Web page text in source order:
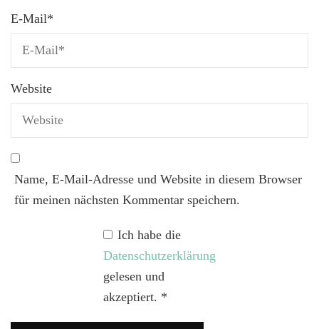
E-Mail*
Website
Name, E-Mail-Adresse und Website in diesem Browser
für meinen nächsten Kommentar speichern.
Ich habe die
Datenschutzerklärung
gelesen und
akzeptiert. *